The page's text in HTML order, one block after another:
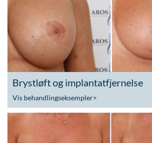
Brystløft og implantatfjernelse
Vis behandlingseksempler>